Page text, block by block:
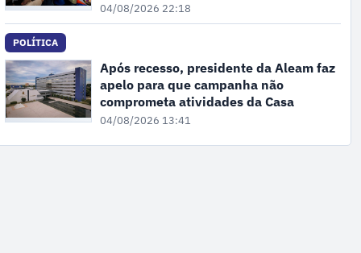
04/08/2026 22:18
POLÍTICA
Após recesso, presidente da Aleam faz
apelo para que campanha não
comprometa atividades da Casa
04/08/2026 13:41